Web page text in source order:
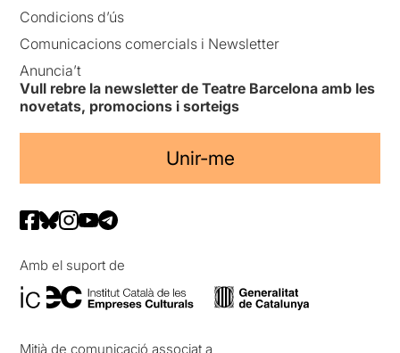
Condicions d’ús
Comunicacions comercials i Newsletter
Anuncia’t
Vull rebre la newsletter de Teatre Barcelona amb les
novetats, promocions i sorteigs
Unir-me
Amb el suport de
Mitjà de comunicació associat a